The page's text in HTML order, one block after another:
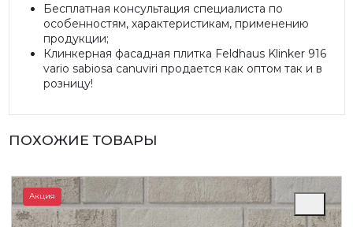
Бесплатная консультация специалиста по
особенностям, характеристикам, применению
продукции;
Клинкерная фасадная плитка Feldhaus Klinker 916
vario sabiosa canuviri продается как оптом так и в
розницу!
ПОХОЖИЕ ТОВАРЫ
Акция